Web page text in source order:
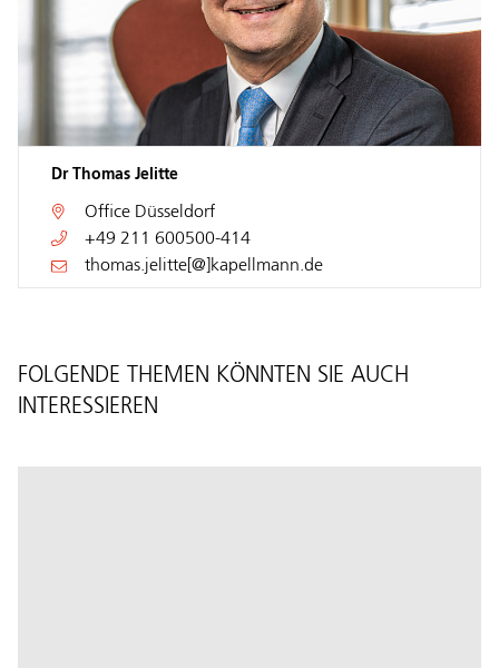
Dr Thomas Jelitte
Office Düsseldorf
+49 211 600500-414
thomas.jelitte[@]kapellmann.de
FOLGENDE THEMEN KÖNNTEN SIE AUCH
INTERESSIEREN